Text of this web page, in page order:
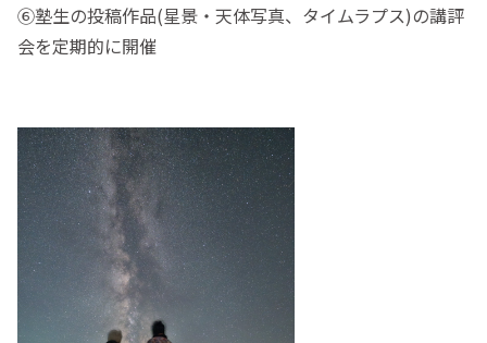
⑥塾生の投稿作品(星景・天体写真、タイムラプス)の講評
会を定期的に開催